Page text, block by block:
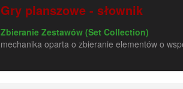
Gry planszowe - słownik
Zbieranie Zestawów (Set Collection)
mechanika oparta o zbieranie elementów o